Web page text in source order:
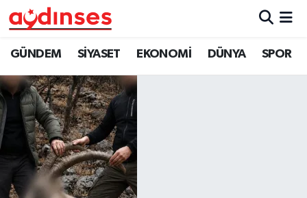
GÜNDEM SİYASET EKONOMİ DÜNYA SPOR
GÜNDEM
SİYASET
EKONOMİ
DÜNYA
SPOR
Nöbetçi Eczaneler
Hava Durumu
Aydin Namaz Vakitleri
Trafik Durumu
Süper Lig Puan Durumu ve Fikstür